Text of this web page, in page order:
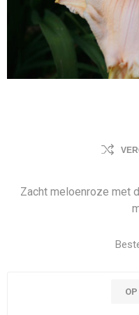
Zacht meloenroze met